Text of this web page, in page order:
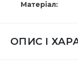
Матеріал
ОПИС І